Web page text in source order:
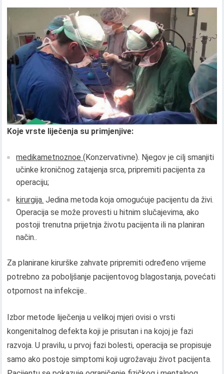
Koje vrste liječenja su primjenjive:
medikametnoznoe(Konzervativne). Njegov je cilj smanjiti
učinke kroničnog zatajenja srca, pripremiti pacijenta za
operaciju;
kirurgija. Jedina metoda koja omogućuje pacijentu da živi.
Operacija se može provesti u hitnim slučajevima, ako
postoji trenutna prijetnja životu pacijenta ili na planiran
način..
Za planirane kirurške zahvate pripremiti određeno vrijeme
potrebno za poboljšanje pacijentovog blagostanja, povećati
otpornost na infekcije..
Izbor metode liječenja u velikoj mjeri ovisi o vrsti
kongenitalnog defekta koji je prisutan i na kojoj je fazi
razvoja. U pravilu, u prvoj fazi bolesti, operacija se propisuje
samo ako postoje simptomi koji ugrožavaju život pacijenta.